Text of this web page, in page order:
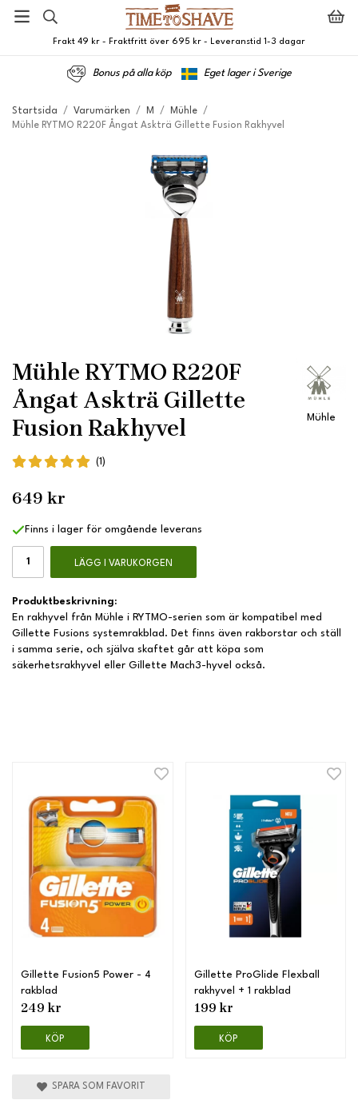
Frakt 49 kr - Fraktfritt över 695 kr - Leveranstid 1-3 dagar
Bonus på alla köp Eget lager i Sverige
Startsida / Varumärken / M / Mühle
/
Mühle RYTMO R220F Ångat Askträ Gillette Fusion Rakhyvel
Mühle RYTMO R220F
Ångat Askträ Gillette
Fusion Rakhyvel
Mühle
(1)
649 kr
Finns i lager för omgående leverans
LÄGG I VARUKORGEN
Produktbeskrivning:
En rakhyvel från Mühle i RYTMO-serien som är kompatibel med
Gillette Fusions systemrakblad. Det finns även rakborstar och ställ
i samma serie, och själva skaftet går att köpa som
säkerhetsrakhyvel eller Gillette Mach3-hyvel också.
Gillette Fusion5 Power - 4
rakblad
249 kr
KÖP
Gillette ProGlide Flexball
rakhyvel + 1 rakblad
199 kr
KÖP
SPARA SOM FAVORIT